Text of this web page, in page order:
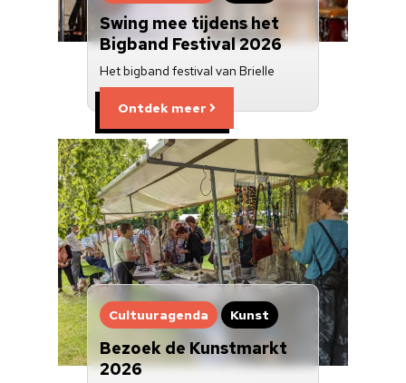
Swing mee tijdens het
Bigband Festival 2026
Het bigband festival van Brielle
Ontdek meer
Cultuuragenda Kunst
Bezoek de Kunstmarkt
2026